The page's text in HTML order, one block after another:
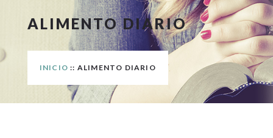
ALIMENTO DIARIO
INICIO :: ALIMENTO DIARIO